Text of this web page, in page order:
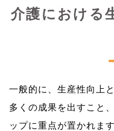
介護における
一般的に、生産性向上
多くの成果を出すこと
ップに重点が置かれま